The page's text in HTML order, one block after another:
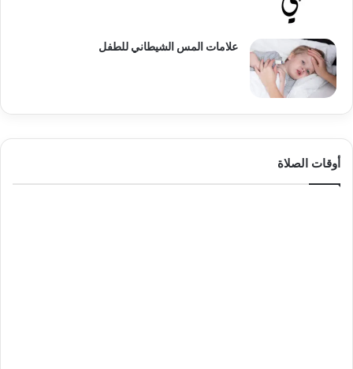
علامات المس الشيطاني للطفل
أوقات الصلاة